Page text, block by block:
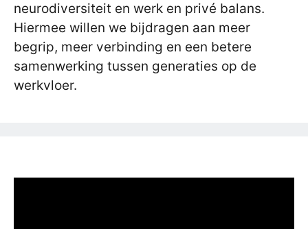
neurodiversiteit en werk en privé balans.
Hiermee willen we bijdragen aan meer
begrip, meer verbinding en een betere
samenwerking tussen generaties op de
werkvloer.